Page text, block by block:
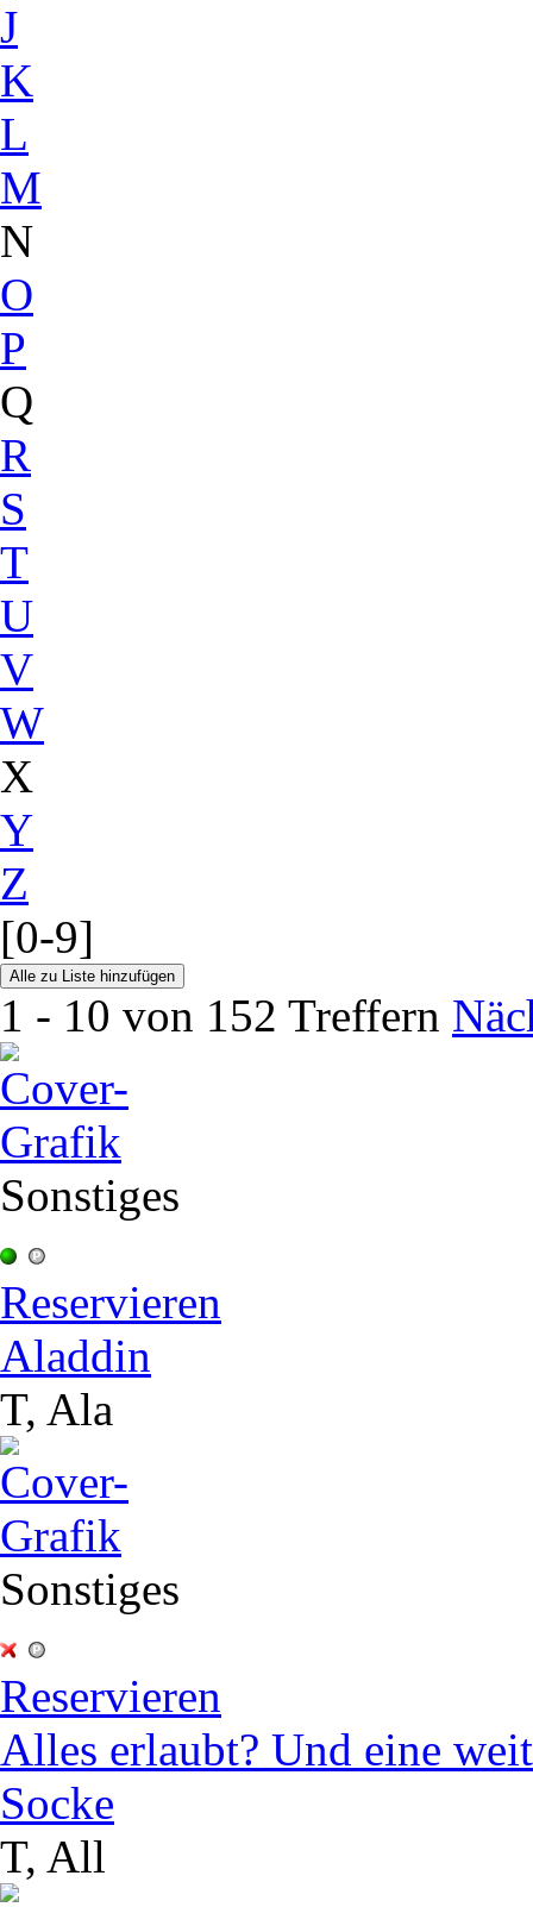
J
K
L
M
N
O
P
Q
R
S
T
U
V
W
X
Y
Z
[0-9]
1 - 10 von 152 Treffern
Sonstiges
Reservieren
Aladdin
T, Ala
Sonstiges
Reservieren
Alles erlaubt? Und eine
Socke
T, All